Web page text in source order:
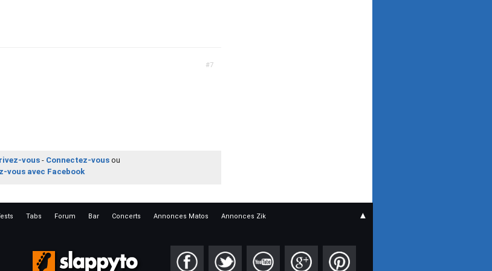
#7
vous- Connectez-vous ou
vous avec Facebook
Tabs Forum Bar Concerts Annonces Matos Annonces Zik ▲